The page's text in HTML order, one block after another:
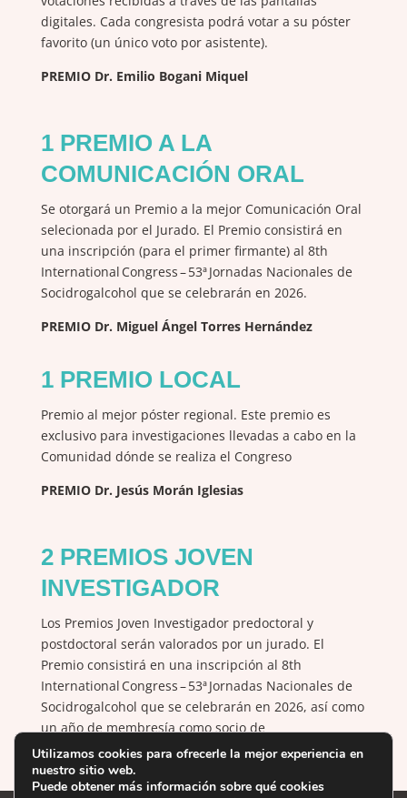
digitales. Cada congresista podrá votar a su póster
favorito (un único voto por asistente).
PREMIO Dr. Emilio Bogani Miquel
1 PREMIO A LA
COMUNICACIÓN ORAL
Se otorgará un Premio a la mejor Comunicación Oral
selecionada por el Jurado. El Premio consistirá en
una inscripción (para el primer firmante) al 8th
International Congress – 53ª Jornadas Nacionales de
Socidrogalcohol que se celebrarán en 2026.
PREMIO Dr. Miguel Ángel Torres Hernández
1 PREMIO LOCAL
Premio al mejor póster regional. Este premio es
exclusivo para investigaciones llevadas a cabo en la
Comunidad dónde se realiza el Congreso
PREMIO Dr. Jesús Morán Iglesias
2 PREMIOS JOVEN
INVESTIGADOR
Los Premios Joven Investigador predoctoral y
postdoctoral serán valorados por un jurado. El
Premio consistirá en una inscripción al 8th
International Congress – 53ª Jornadas Nacionales de
Socidrogalcohol que se celebrarán en 2026, así como
un año de membresía como socio de
Socidrogalcohol.
Utilizamos cookies para ofrecerle la mejor experiencia en
nuestro sitio web.
Puede obtener más información sobre qué cookies